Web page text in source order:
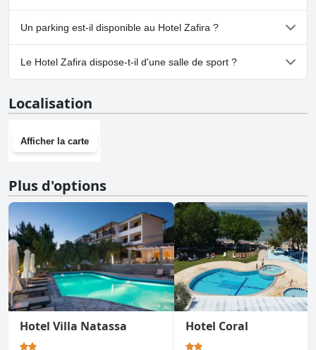
Non, Hotel Zafira n'accepte pas les chiens.
Un parking est-il disponible au Hotel Zafira ?
Non, il n'y a pas de parking à Hotel Zafira.
Le Hotel Zafira dispose-t-il d'une salle de sport ?
Localisation
Afficher la carte
Plus d'options
Hotel Villa Natassa Hotel Coral